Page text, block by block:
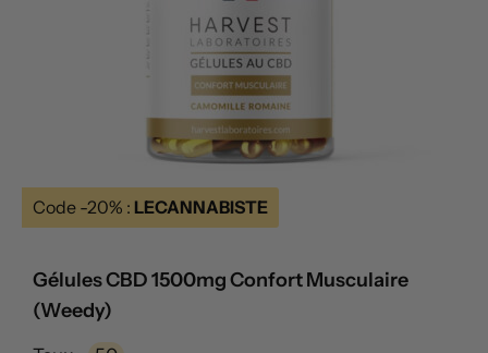
Code -20% : LECANNABISTE
Gélules CBD 1500mg Confort Musculaire
(Weedy)